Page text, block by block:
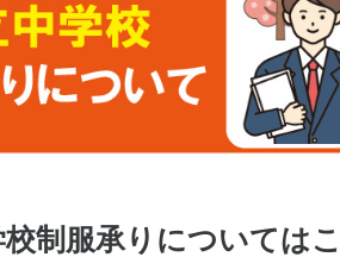
校制服承りについては